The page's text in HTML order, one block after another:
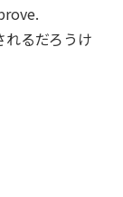
れるだろうけ